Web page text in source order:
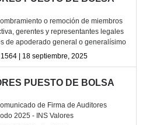
o remoción de miembros
gerentes y representantes legales
de apoderado general o generalísimo
| 18 septiembre, 2025
PUESTO DE BOLSA
de Firma de Auditores
2025 - INS Valores